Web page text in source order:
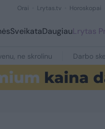
Orai Lrytas.tv Horoskopai
SveikataDaugiauLrytas
ne skrolinu Darbo